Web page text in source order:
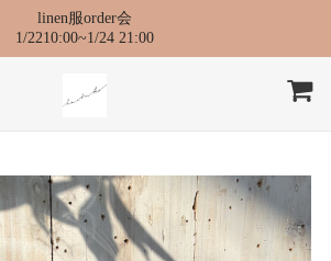
linen服order会
1/2210:00~1/24 21:00